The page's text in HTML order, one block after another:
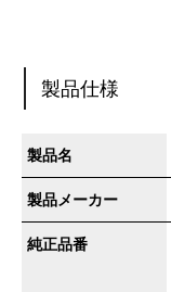
製品仕様
製品名
製品メーカー
純正品番